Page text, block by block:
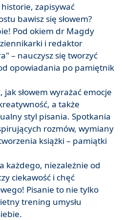
zapisywać
bawisz się słowem?
Pod okiem dr Magdy
i redaktor
– nauczysz się tworzyć
opowiadania po pamiętnik
jak słowem wyrażać emocje
a także
styl pisania. Spotkania
rozmów, wymiany
książki – pamiątki
każdego, niezależnie od
ciekawość i chęć
Pisanie to nie tylko
trening umysłu